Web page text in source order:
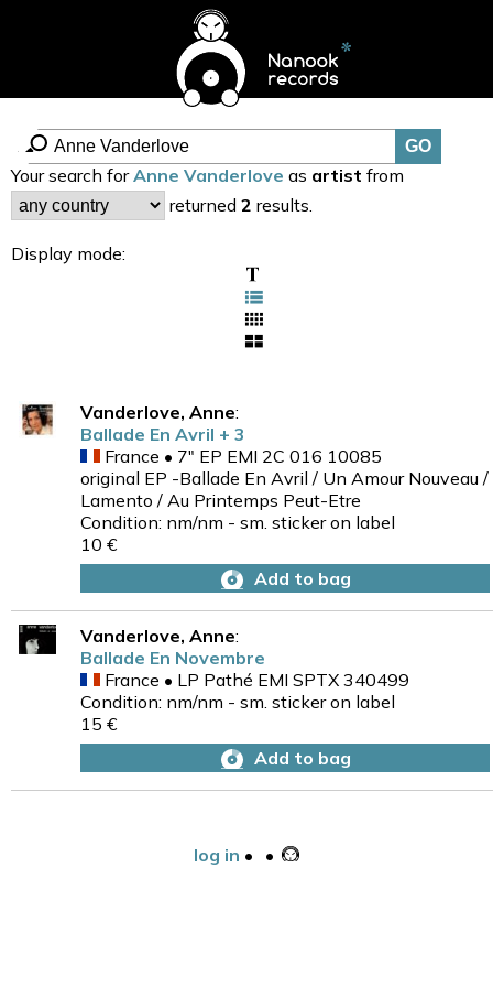
Your search forAnne Vanderlove as artist from
returned 2 results.
Display mode:
Vanderlove, Anne:
Ballade En Avril + 3
France • 7" EP EMI 2C 016 10085
original EP -Ballade En Avril / Un Amour Nouveau /
Lamento / Au Printemps Peut-Etre
Condition: nm/nm - sm. sticker on label
10 €
Add to bag
Vanderlove, Anne:
Ballade En Novembre
France • LP Pathé EMI SPTX 340499
Condition: nm/nm - sm. sticker on label
15 €
Add to bag
log in • •